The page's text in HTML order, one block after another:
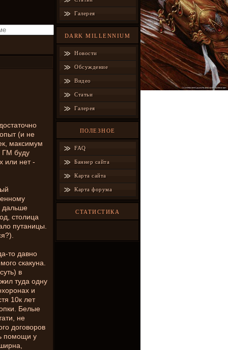
(и не
максимум
ГМ буду
или нет -
дальше
столица
путаницы.
то давно
скакуна.
в
туда одну
и
10к лет
Белые
не
договоров
помощи у
Галерея
DARK MILLENNIUM
Новости
Обсуждение
Видео
Статьи
Галерея
ПОЛЕЗНОЕ
FAQ
Баннер сайта
Карта сайта
Карта форума
СТАТИСТИКА